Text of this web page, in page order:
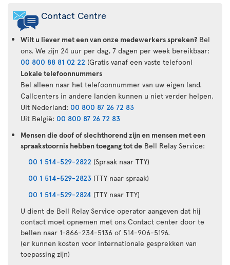
Contact Centre
Wilt u liever met een van onze medewerkers spreken? Bel
ons. We zijn 24 uur per dag, 7 dagen per week bereikbaar:
00 800 88 81 02 22 (Gratis vanaf een vaste telefoon)
Lokale telefoonnummers
Bel alleen naar het telefoonnummer van uw eigen land.
Callcenters in andere landen kunnen u niet verder helpen.
Uit Nederland: 00 800 87 26 72 83
Uit België: 00 800 87 26 72 83
Mensen die doof of slechthorend zijn en mensen met een
spraakstoornis hebben toegang tot de Bell Relay Service:
00 1 514-529-2822 (Spraak naar TTY)
00 1 514-529-2823 (TTY naar spraak)
00 1 514-529-2824 (TTY naar TTY)
U dient de Bell Relay Service operator aangeven dat hij
contact moet opnemen met ons Contact center door te
bellen naar 1-866-234-5136 of 514-906-5196.
(er kunnen kosten voor internationale gesprekken van
toepassing zijn)